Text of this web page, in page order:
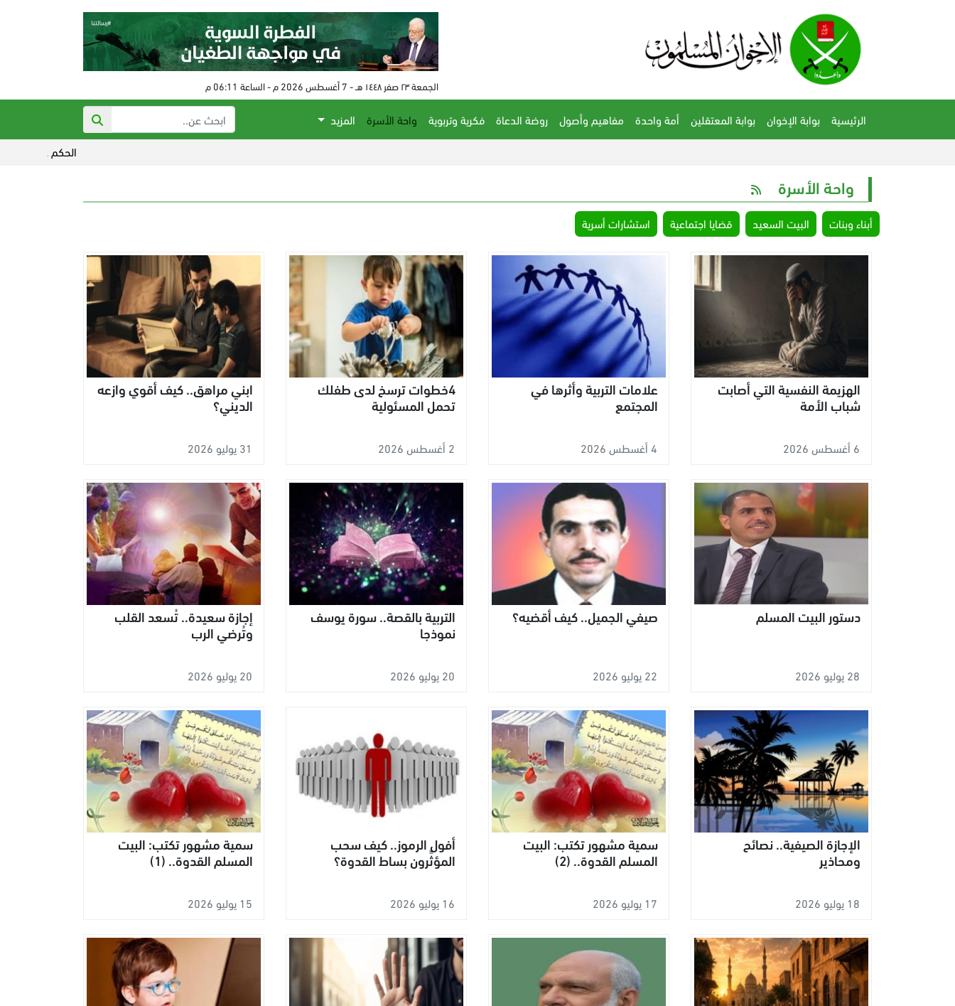
الجمعة ٢٣ صفر ١٤٤٨ هـ - 7 أغسطس 2026 م - الساعة 06:11 م
الرئيسية بوابة الإخوان بوابة المعتقلين أمة واحدة مفاهيم وأصول روضة الدعاة فكرية وتربوية واحة الأسرة
المزيد
الحكم على مفتي النظام البائد في
واحة الأسرة
أبناء وبنات البيت السعيد قضايا اجتماعية استشارات أسرية
الهزيمة النفسية التي أصابت
شباب الأمة
6 أغسطس 2026
علامات التربية وأثرها في
المجتمع
4 أغسطس 2026
4خطوات ترسخ لدى طفلك
تحمل المسئولية
2 أغسطس 2026
ابني مراهق.. كيف أقوي وازعه
الديني؟
31 يوليو 2026
دستور البيت المسلم
28 يوليو 2026
صيفي الجميل.. كيف أقضيه؟
22 يوليو 2026
التربية بالقصة.. سورة يوسف
نموذجا
20 يوليو 2026
إجازة سعيدة.. تُسعد القلب
وتُرضي الرب
20 يوليو 2026
الإجازة الصيفية.. نصائح
ومحاذير
18 يوليو 2026
سمية مشهور تكتب: البيت
المسلم القدوة.. (2)
17 يوليو 2026
أفول الرموز.. كيف سحب
المؤثِّرون بساط القدوة؟
16 يوليو 2026
سمية مشهور تكتب: البيت
المسلم القدوة.. (1)
15 يوليو 2026